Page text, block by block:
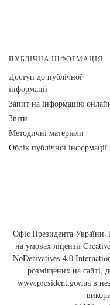
ПУБЛІЧНА ІНФОРМАЦІЯ
Доступ до публічної
інформації
Запит на інформацію
Звіти
Методичні матеріали
Облік публічної інформації
Офіс Президента України.
на умовах ліцензії
NoDerivatives 4.0
розміщених на сайті,
www.president.gov.uaв